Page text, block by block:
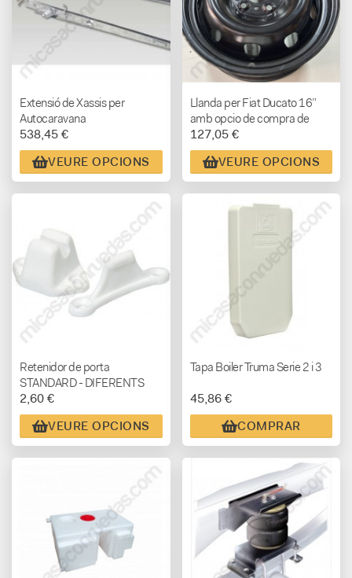
Extensió de Xassis per
Autocaravana
538,45 €
VEURE OPCIONS
Llanda per Fiat Ducato 16”
amb opcio de compra de
pneumátic.
127,05 €
VEURE OPCIONS
Retenidor de porta
STANDARD - DIFERENTS
COLORS
2,60 €
VEURE OPCIONS
Tapa Boiler Truma Serie 2 i 3
45,86 €
COMPRAR